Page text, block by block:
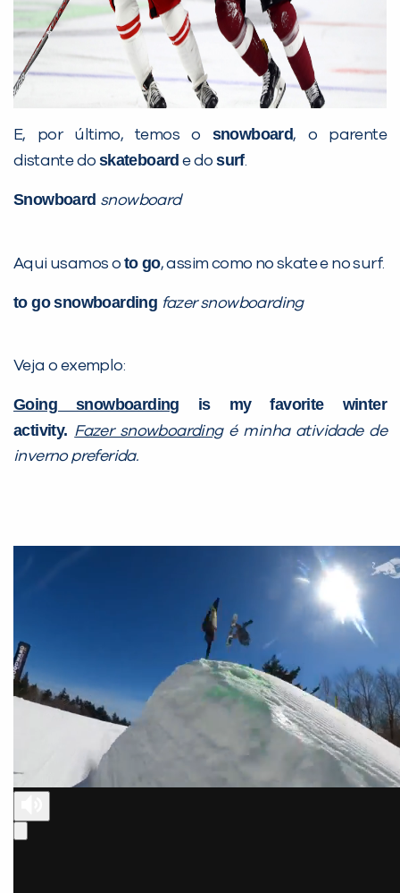
E, por último, temos o snowboard, o parente
distante do skateboard e dosurf.
Snowboard snowboard
Aqui usamos o to go, assim como no skate e no surf.
to go snowboarding fazer snowboarding
Veja o exemplo:
Going snowboarding is my favorite winter
activity. Fazer snowboardingé minha atividade de
inverno preferida.